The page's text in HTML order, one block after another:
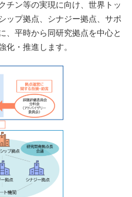
チン等の実現に向け、世界トッ
ップ拠点、シナジー拠点、サポ
、平時から同研究拠点を中心と
化・推進します。